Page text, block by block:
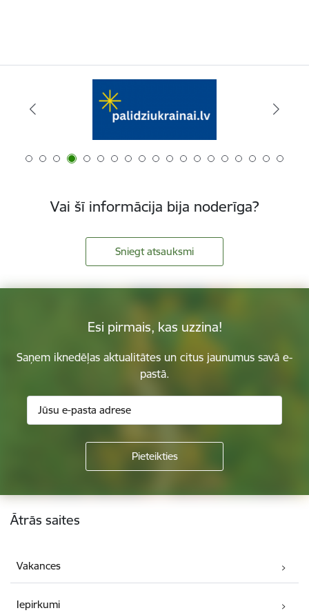
Vai šī informācija bija noderīga?
Sniegt atsauksmi
Esi pirmais, kas uzzina!
Saņem iknedēļas aktualitātes un citus jaunumus savā e-
pastā.
Kājene
Ātrās saites
Vakances
Iepirkumi